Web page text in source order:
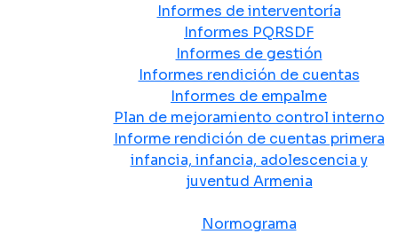
Informes de interventoría
Informes PQRSDF
Informes de gestión
Informes rendición de cuentas
Informes de empalme
Plan de mejoramiento control interno
Informe rendición de cuentas primera
infancia, infancia, adolescencia y
juventud Armenia
Normograma